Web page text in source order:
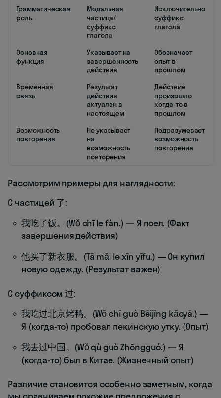
Грамматическая
роль
Модальная
частица/
суффикс
глагола
Исключительно
суффикс
глагола
Основная
функция
Указывает на
завершённость
действия
Обозначает
опыт в
прошлом
Временная
связь
Результат
действия
актуален в
настоящем
Действие
произошло
когда-то в
прошлом
Возможность
повторения
Не указывает
на
возможность
повторения
Подразумевает
возможность
повторения
Рассмотрим примеры для наглядности:
С частицей 了:
我吃了饭。(Wǒ chī le fàn.) — Я поел. (Факт
завершения действия)
他买了新衣服。(Tā mǎi le xīn yīfu.) — Он купил
новую одежду. (Результат важен)
С суффиксом 过:
我吃过北京烤鸭。(Wǒ chī guò Běijīng kǎoyā.) —
Я (когда-то) пробовал пекинскую утку. (Опыт)
我去过中国。(Wǒ qù guò Zhōngguó.) — Я
(когда-то) был в Китае. (Жизненный опыт)
Различие становится особенно заметным, когда